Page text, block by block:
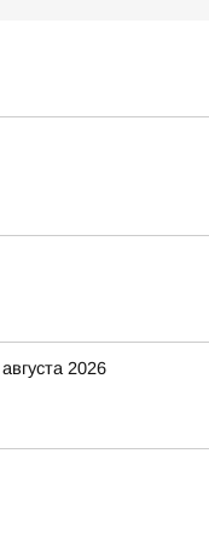
2026